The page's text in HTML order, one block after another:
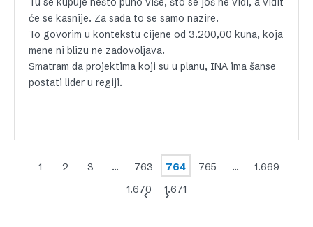
će se kasnije. Za sada to se samo nazire.
To govorim u kontekstu cijene od 3.200,00 kuna, koja
mene ni blizu ne zadovoljava.
Smatram da projektima koji su u planu, INA ima šanse
postati lider u regiji.
1 2 3 … 763 764 765 …
1.669
1.670
1.671